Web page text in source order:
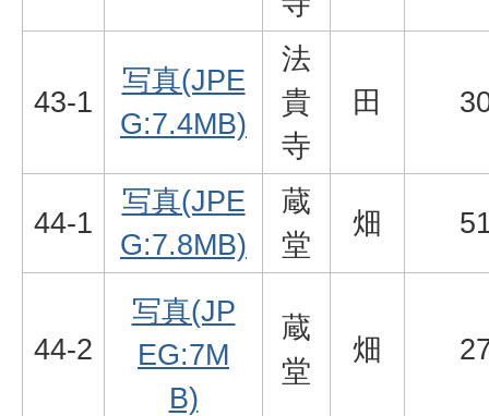
43-1
写真(JPE
G:7.4MB)
法
貴
寺
田
44-1
写真(JPE
G:7.8MB)
蔵
堂
畑
44-2
写真(JP
EG:7M
B)
蔵
堂
畑